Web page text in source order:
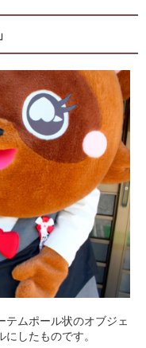
テムポール状のオブジェ
したものです。